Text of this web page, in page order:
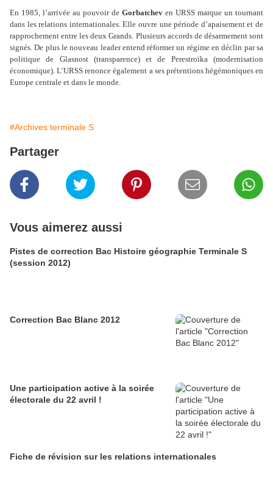
En 1985, l’arrivée au pouvoir de Gorbatchev en URSS marque un tournant
dans les relations internationales. Elle ouvre une période d’apaisement et de
rapprochement entre les deux Grands. Plusieurs accords de désarmement sont
signés. De plus le nouveau leader entend réformer un régime en déclin par sa
politique de Glasnost (transparence) et de Perestroïka (modernisation
économique). L’URSS renonce également a ses prétentions hégémoniques en
Europe centrale et dans le monde.
#Archives terminale S
Partager
Vous aimerez aussi
Pistes de correction Bac Histoire géographie Terminale S
(session 2012)
Correction Bac Blanc 2012
Une participation active à la soirée
électorale du 22 avril !
Fiche de révision sur les relations internationales